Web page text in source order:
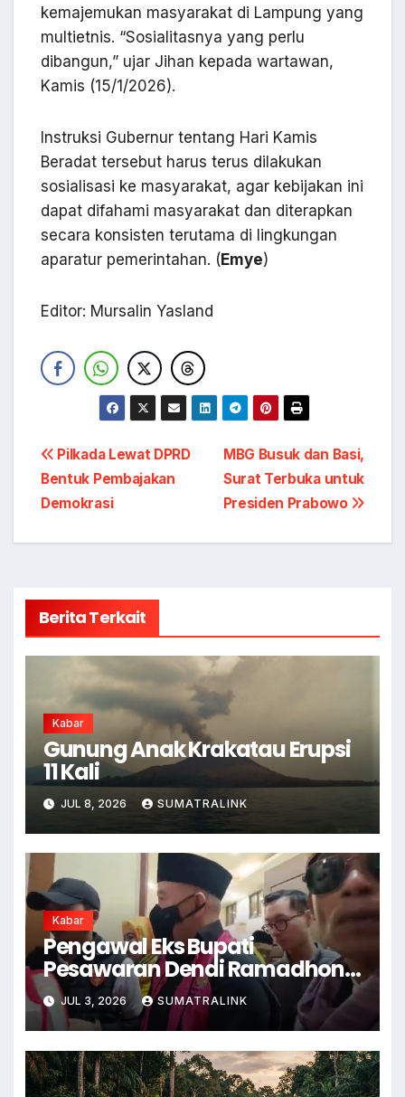
kemajemukan masyarakat di Lampung yang
multietnis. “Sosialitasnya yang perlu
dibangun,” ujar Jihan kepada wartawan,
Kamis (15/1/2026).
Instruksi Gubernur tentang Hari Kamis
Beradat tersebut harus terus dilakukan
sosialisasi ke masyarakat, agar kebijakan ini
dapat difahami masyarakat dan diterapkan
secara konsisten terutama di lingkungan
aparatur pemerintahan. ( Emye)
Editor: Mursalin Yasland
Navigasi
pos
MBG Busuk dan Basi,
Surat Terbuka untuk
Presiden Prabowo
Pilkada Lewat DPRD
Bentuk Pembajakan
Demokrasi
Berita Terkait
Kabar
Gunung Anak Krakatau Erupsi
11 Kali
JUL 8, 2026 SUMATRALINK
Kabar
Pengawal Eks Bupati
Pesawaran Dendi Ramadhona
Pukul Kamera Wartawan
JUL 3, 2026 SUMATRALINK